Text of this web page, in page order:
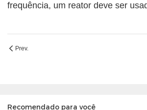
frequência, um reator deve ser
Prev.
Recomendado para você